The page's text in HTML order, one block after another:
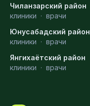
Чиланзарский район
клиники · врачи
Юнусабадский район
клиники · врачи
Янгихаётский район
клиники · врачи